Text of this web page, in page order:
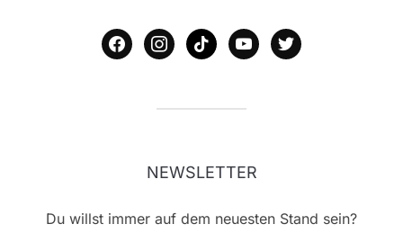
facebookinstagram
tiktok youtubetwitter
NEWSLETTER
Du willst immer auf dem neuesten Stand sein?